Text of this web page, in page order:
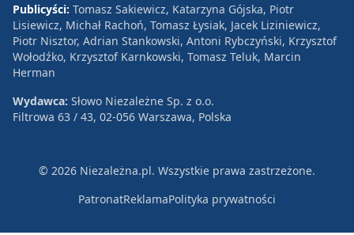
Publicyści: Tomasz Sakiewicz, Katarzyna Gójska, Piotr
Lisiewicz, Michał Rachoń, Tomasz Łysiak, Jacek Liziniewicz,
Piotr Nisztor, Adrian Stankowski, Antoni Rybczyński, Krzysztof
Wołodźko, Krzysztof Karnkowski, Tomasz Teluk, Marcin
Herman
Wydawca: Słowo Niezależne Sp. z o.o.
Filtrowa 63 / 43, 02-056 Warszawa, Polska
© 2026 Niezależna.pl. Wszystkie prawa zastrzeżone.
PatronatReklamaPolityka prywatności